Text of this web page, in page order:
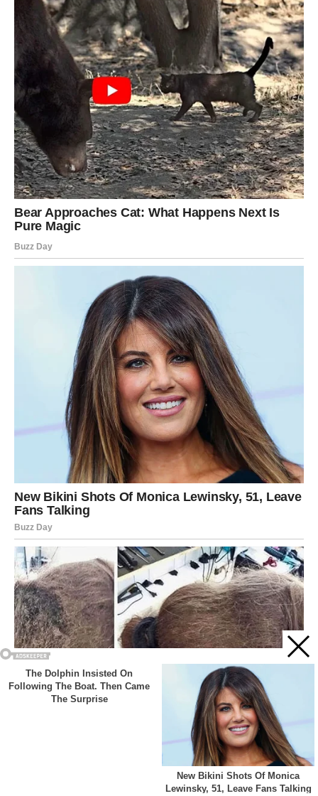
Acest site web folosește cookie-uri pentru a vă îmbunătăți
experiența. Vom presupune că sunteți de acord cu asta dacă
Cookie settings ACCEPT